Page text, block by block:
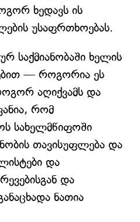
ხედავს ის
უსაფრთხოებას.
საქმიანობაში ხელის
— როგორია ეს
აღიქვამს და
რომ
სახელმწიფოში
თავისუფლება და
და
და
ნათია